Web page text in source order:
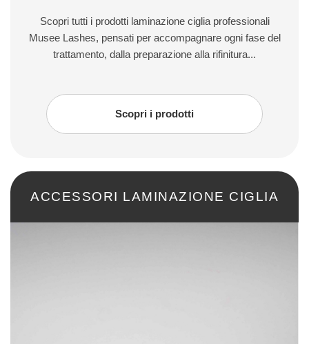
Scopri tutti i prodotti laminazione ciglia professionali
Musee Lashes, pensati per accompagnare ogni fase del
trattamento, dalla preparazione alla rifinitura...
Scopri i prodotti
ACCESSORI LAMINAZIONE CIGLIA